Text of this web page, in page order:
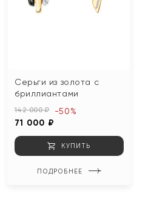
Серьги из золота с
бриллиантами
142 000 ₽
71 000 ₽
-50%
КУПИТЬ
ПОДРОБНЕЕ